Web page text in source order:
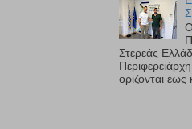
Στερεάς
ορίζονται έως